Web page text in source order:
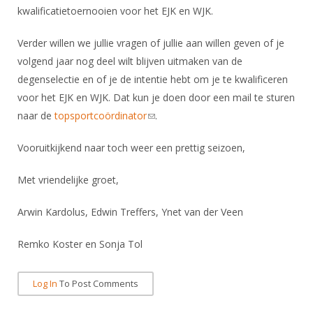
kwalificatietoernooien voor het EJK en WJK.
Verder willen we jullie vragen of jullie aan willen geven of je
volgend jaar nog deel wilt blijven uitmaken van de
degenselectie en of je de intentie hebt om je te kwalificeren
voor het EJK en WJK. Dat kun je doen door een mail te sturen
naar detopsportcoördinator(link sends e-mail)
.
Vooruitkijkend naar toch weer een prettig seizoen,
Met vriendelijke groet,
Arwin Kardolus, Edwin Treffers, Ynet van der Veen
Remko Koster en Sonja Tol
Log In To Post Comments